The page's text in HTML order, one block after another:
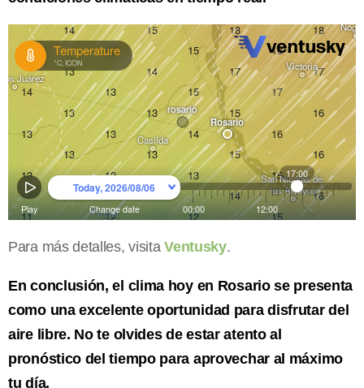
Para más detalles, visitaVentusky.
En conclusión, el clima hoy en Rosario se presenta
como una excelente oportunidad para disfrutar del
aire libre. No te olvides de estar atento al
pronóstico del tiempo para aprovechar al máximo
tu día.